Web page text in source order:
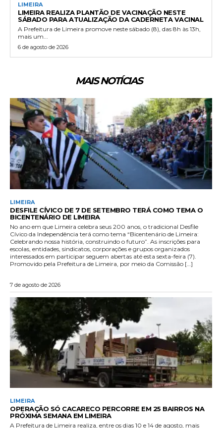
LIMEIRA
LIMEIRA REALIZA PLANTÃO DE VACINAÇÃO NESTE
SÁBADO PARA ATUALIZAÇÃO DA CADERNETA VACINAL
A Prefeitura de Limeira promove neste sábado (8), das 8h às 13h,
mais um...
6 de agosto de 2026
MAIS NOTÍCIAS
LIMEIRA
DESFILE CÍVICO DE 7 DE SETEMBRO TERÁ COMO TEMA O
BICENTENÁRIO DE LIMEIRA
No ano em que Limeira celebra seus 200 anos, o tradicional Desfile
Cívico da Independência terá como tema “Bicentenário de Limeira:
Celebrando nossa história, construindo o futuro”. As inscrições para
escolas, entidades, sindicatos, corporações e grupos organizados
interessados em participar seguem abertas até esta sexta-feira (7).
Promovido pela Prefeitura de Limeira, por meio da Comissão […]
7 de agosto de 2026
LIMEIRA
OPERAÇÃO SÓ CACARECO PERCORRE EM 25 BAIRROS NA
PRÓXIMA SEMANA EM LIMEIRA
A Prefeitura de Limeira realiza, entre os dias 10 e 14 de agosto, mais